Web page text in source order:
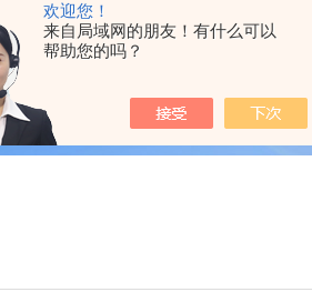
欢迎您！
来自局域网的朋友！有什么可以
帮助您的吗？